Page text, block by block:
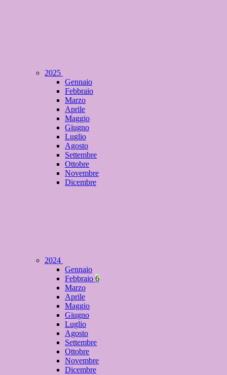
2025
Gennaio
Febbraio
Marzo
Aprile
Maggio
Giugno
Luglio
Agosto
Settembre
Ottobre
Novembre
Dicembre
2024
Gennaio
Febbraio 6
Marzo
Aprile
Maggio
Giugno
Luglio
Agosto
Settembre
Ottobre
Novembre
Dicembre